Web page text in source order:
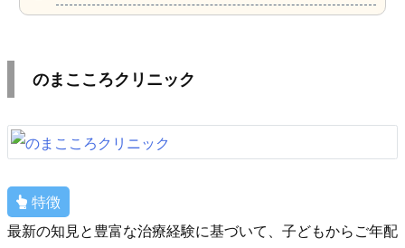
のまこころクリニック
特徴
最新の知見と豊富な治療経験に基づいて、子どもからご年配